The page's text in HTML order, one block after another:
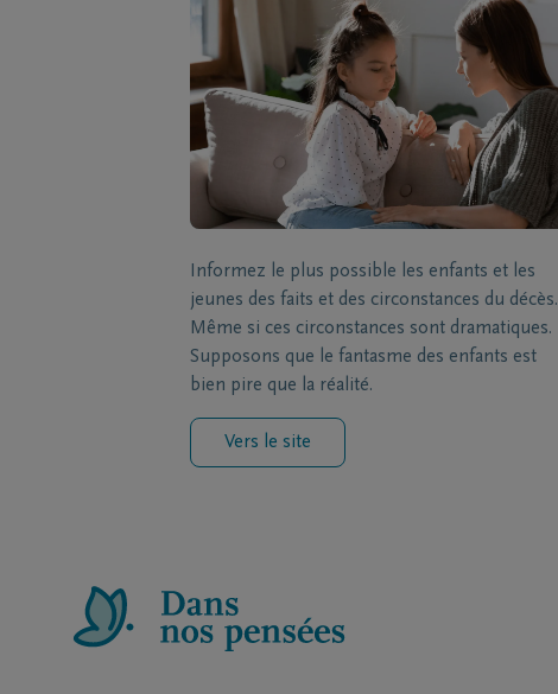
Informez le plus possible les enfants et les
jeunes des faits et des circonstances du décès.
Même si ces circonstances sont dramatiques.
Supposons que le fantasme des enfants est
bien pire que la réalité.
Vers le site